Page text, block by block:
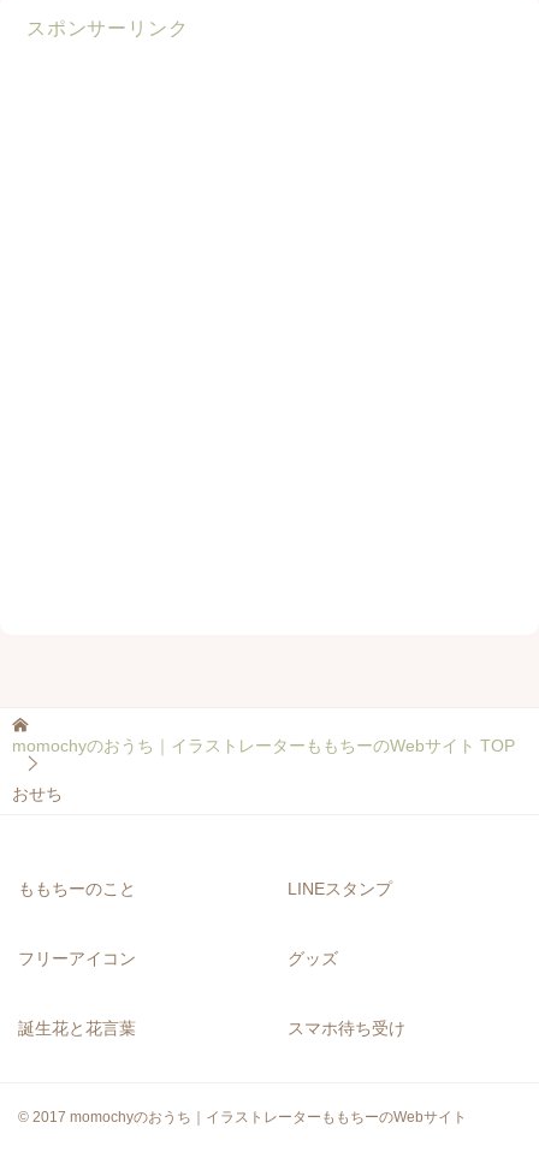
スポンサーリンク
momochyのおうち｜イラストレーターももちーのWebサイト TOP
おせち
ももちーのこと LINEスタンプ
フリーアイコン グッズ
誕生花と花言葉 スマホ待ち受け
© 2017 momochyのおうち｜イラストレーターももちーのWebサイト